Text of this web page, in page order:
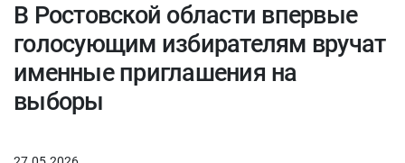
В Ростовской области впервые
голосующим избирателям вручат
именные приглашения на
выборы